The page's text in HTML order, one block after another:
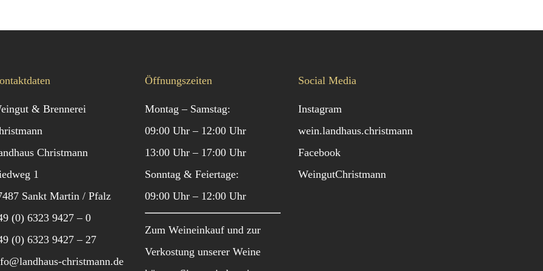
& Brennerei
Christmann
1
Sankt Martin / Pfalz
(0) 6323 9427 – 0
(0) 6323 9427 – 27
christmann.de
Öffnungszeiten
Montag – Samstag:
09:00 Uhr – 12:00 Uhr
13:00 Uhr – 17:00 Uhr
Sonntag & Feiertage:
09:00 Uhr – 12:00 Uhr
Zum Weineinkauf und zur
Verkostung unserer Weine
Social Media
Instagram
wein.landhaus.christmann
Facebook
WeingutChristmann